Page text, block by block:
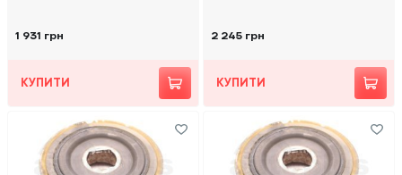
1 931 грн
КУПИТИ
2 245 грн
КУПИТИ